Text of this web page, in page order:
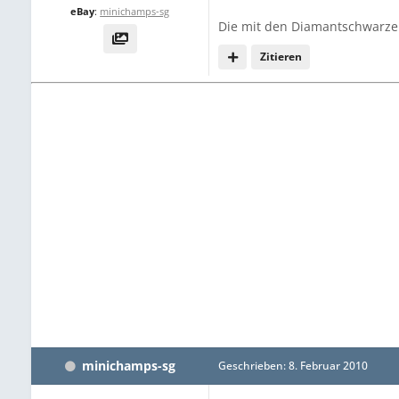
eBay: minichamps-sg
Zitieren
Die mit den
minichamps-sg Geschrieben:8. Februar 2010